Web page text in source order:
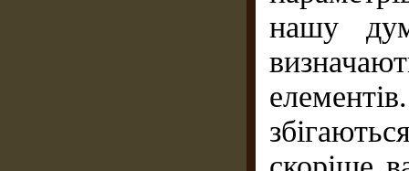
нашу